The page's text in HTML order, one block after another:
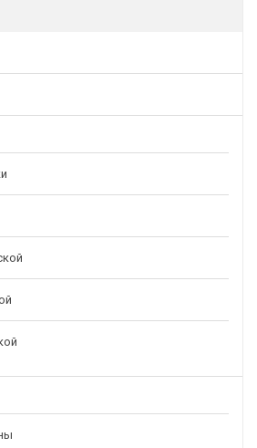
Victoria 26 WT С Helios 26 3D
113800,00Р
-41%